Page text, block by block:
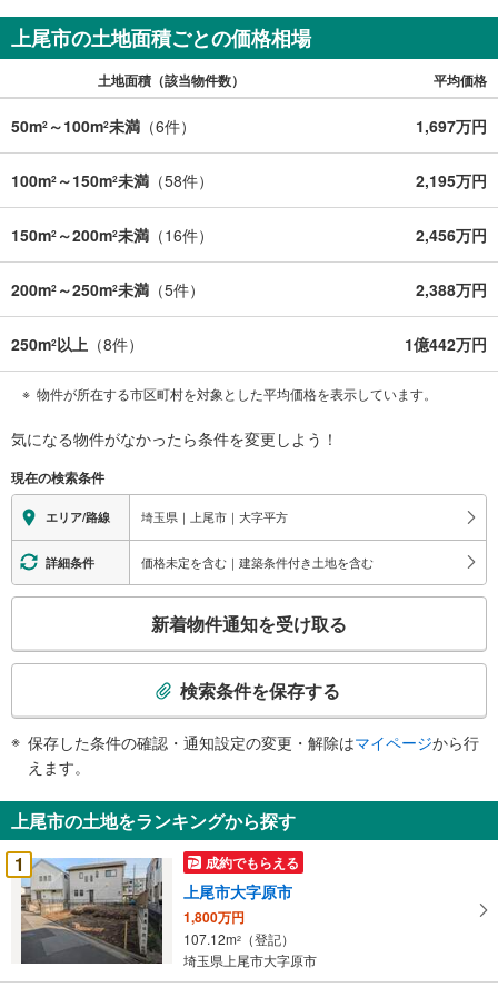
上尾市の土地面積ごとの価格相場
土地面積（該当物件数） 平均価格
50m2 ～100m2未満 （6件） 1,697万円
100m2 ～150m2未満 （58件） 2,195万円
150m2 ～200m2未満 （16件） 2,456万円
200m2 ～250m2未満 （5件） 2,388万円
250m2以上 （8件） 1億442万円
物件が所在する市区町村を対象とした平均価格を表示しています。
気になる物件がなかったら条件を変更しよう！
現在の検索条件
エリア/路線 埼玉県｜上尾市｜大字平方
詳細条件 価格未定を含む｜建築条件付き土地を含む
検
知
を
受
け
取
る
新着物件通知を受け取る
検索条件を保存する
保存した条件の確認・通知設定の変更・解除はマイページから行
えます。
上尾市の土地をランキングから探す
1
成約でもらえる
上尾市大字原市
1,800万円
107.12m2
（登記）
埼玉県上尾市大字原市